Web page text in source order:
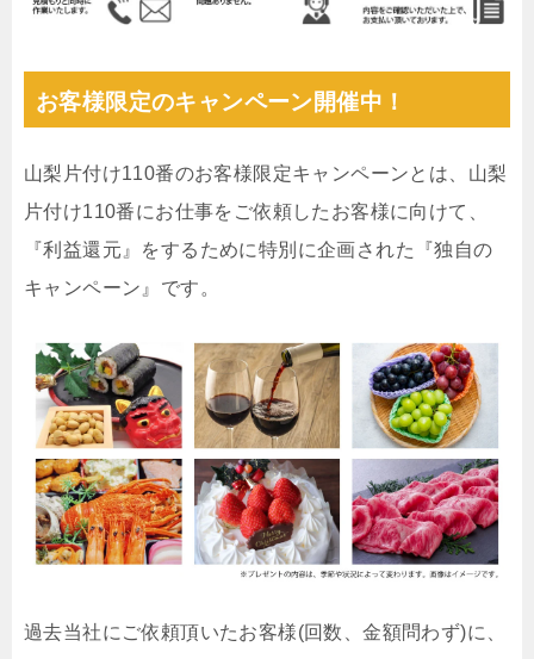
お客様限定のキャンペーン開催中！
山梨片付け110番のお客様限定キャンペーンとは、山梨
片付け110番にお仕事をご依頼したお客様に向けて、
『利益還元』をするために特別に企画された『独自の
キャンペーン』です。
過去当社にご依頼頂いたお客様(回数、金額問わず)に、